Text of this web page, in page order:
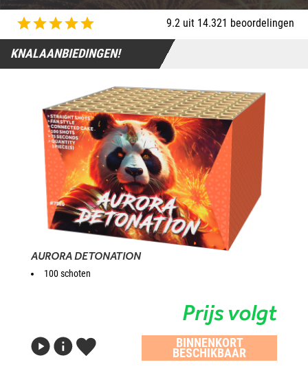
9.2 uit 14.321 beoordelingen
KNALAANBIEDINGEN!
AURORA DETONATION
100 schoten
Prijs volgt
BINNENKORT
BESCHIKBAAR